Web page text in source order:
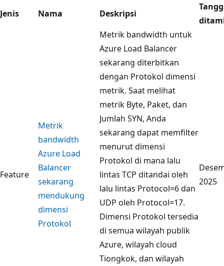
Jenis Nama Deskripsi
Feature
Metrik
bandwidth
Azure Load
Balancer
sekarang
mendukung
dimensi
Protokol
Metrik bandwidth untuk
Azure Load Balancer
sekarang diterbitkan
dengan Protokol dimensi
metrik. Saat melihat
metrik Byte, Paket, dan
Jumlah SYN, Anda
sekarang dapat memfilter
menurut dimensi
Protokol di mana lalu
lintas TCP ditandai oleh
lalu lintas Protocol=6 dan
UDP oleh Protocol=17.
Dimensi Protokol tersedia
di semua wilayah publik
Azure, wilayah cloud
Tiongkok, dan wilayah
2025